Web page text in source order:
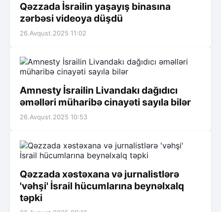
Qəzzada İsrailin yaşayış binasına
zərbəsi videoya düşdü
26.Avqust.2025 11:02
Amnesty İsrailin Livandakı dağıdıcı
əməlləri müharibə cinayəti sayıla bilər
26.Avqust.2025 10:53
Qəzzada xəstəxana və jurnalistlərə
'vəhşi' İsrail hücumlarına beynəlxalq
təpki